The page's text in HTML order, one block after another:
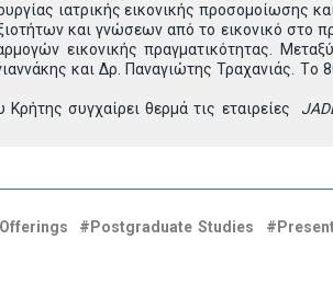
ιατρικής εικονικής προσομοίωσης
και γνώσεων από το εικονικό στο
εικονικής πραγματικότητας.
και Δρ. Παναγιώτης Τραχανιάς. Τo
συγχαίρει θερμά τις εταιρείες
#Postgraduate Studies